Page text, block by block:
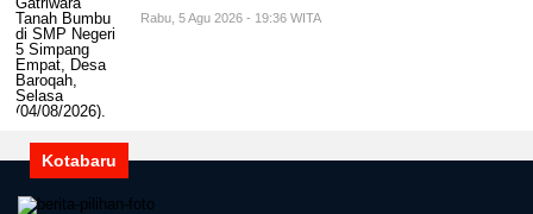
Rabu, 5 Agu 2026 - 19:36 WITA
Kotabaru